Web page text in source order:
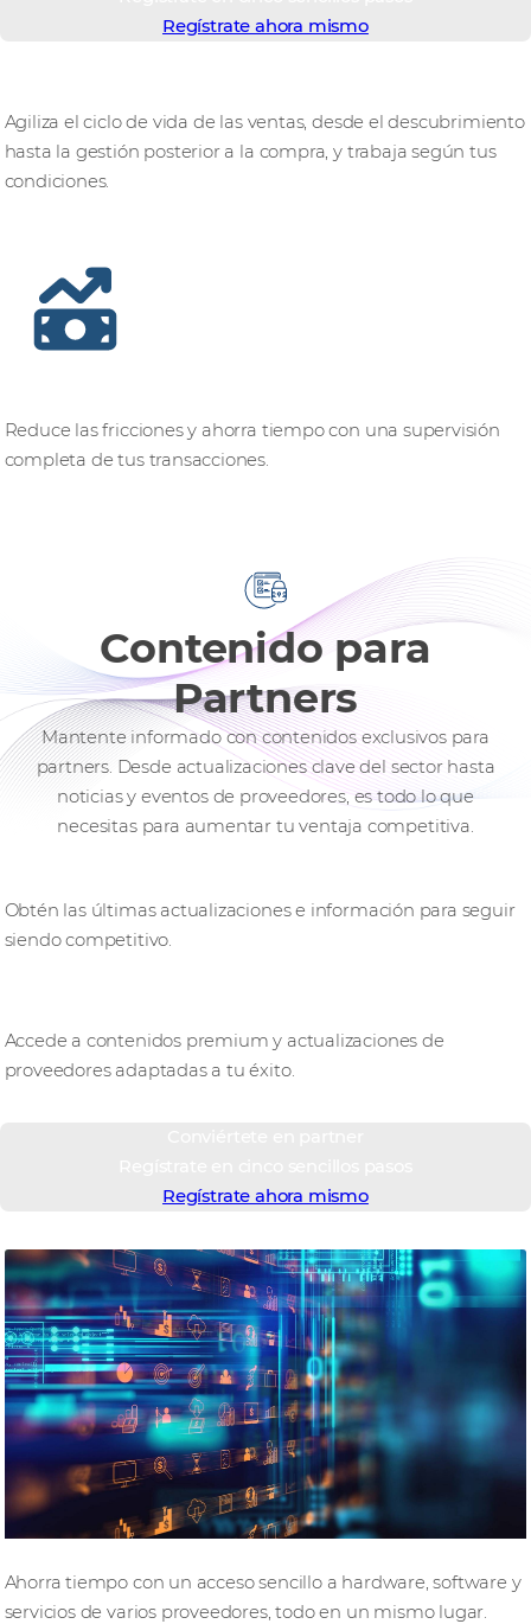
Regístrate ahora mismo
Agiliza el ciclo de vida de las ventas, desde el descubrimiento
hasta la gestión posterior a la compra, y trabaja según tus
condiciones.
Reduce las fricciones y ahorra tiempo con una supervisión
completa de tus transacciones.
Contenido para
Partners
Mantente informado con contenidos exclusivos para
partners. Desde actualizaciones clave del sector hasta
noticias y eventos de proveedores, es todo lo que
necesitas para aumentar tu ventaja competitiva.
Obtén las últimas actualizaciones e información para seguir
siendo competitivo.
Accede a contenidos premium y actualizaciones de
proveedores adaptadas a tu éxito.
Regístrate ahora mismo
Ahorra tiempo con un acceso sencillo a hardware, software y
servicios de varios proveedores, todo en un mismo lugar.